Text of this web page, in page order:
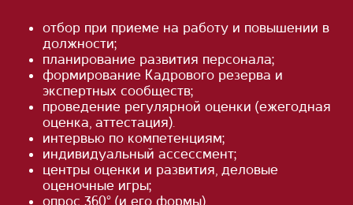
отбор при приеме на работу и повышении в
должности;
планирование развития персонала;
формирование Кадрового резерва и
экспертных сообществ;
проведение регулярной оценки (ежегодная
оценка, аттестация).
интервью по компетенциям;
индивидуальный ассессмент;
центры оценки и развития, деловые
оценочные игры;
опрос 360° (и его формы).